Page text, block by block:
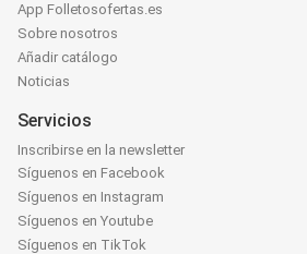
App Folletosofertas.es
Sobre nosotros
Añadir catálogo
Noticias
Servicios
Inscribirse en la newsletter
Síguenos en Facebook
Síguenos en Instagram
Síguenos en Youtube
Síguenos en TikTok